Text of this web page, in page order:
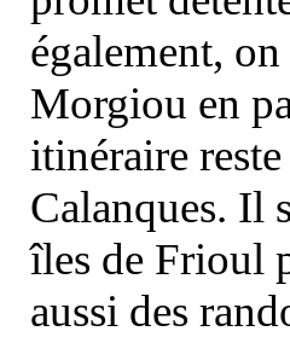
également,
Morgiou en
itinéraire
Calanques. Il
îles de Frioul
aussi des